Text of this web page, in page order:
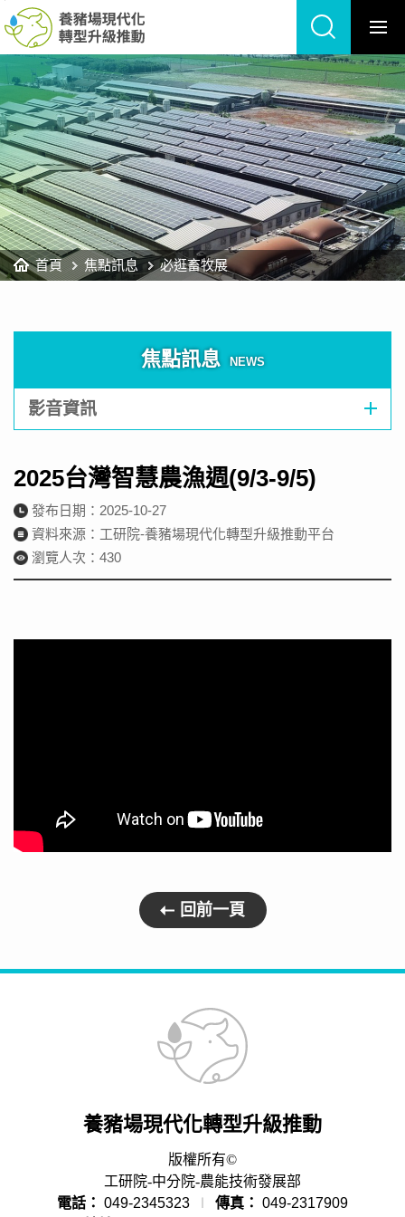
養
場
現
升
級
動
網
站
跳
主
要
首頁 焦點訊息 必逛畜牧展
焦點訊息 NEWS
影音資訊
2025台灣智慧農漁週(9/3-9/5)
發布日期：2025-10-27
資料來源：工研院-養豬場現代化轉型升級推動平台
瀏覽人次：430
回前一頁
養豬場現代化轉型升級推動
版權所有©
工研院-中分院-農能技術發展部
電話： 049-2345323 傳真： 049-2317909